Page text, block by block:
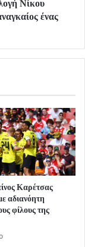
Νίκου
ένας
Καρέτσας
αδιανόητη
φίλους της